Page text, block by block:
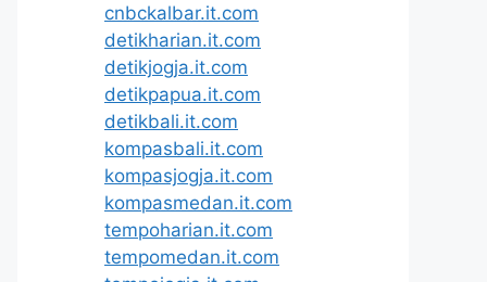
cnbckalbar.it.com
detikharian.it.com
detikjogja.it.com
detikpapua.it.com
detikbali.it.com
kompasbali.it.com
kompasjogja.it.com
kompasmedan.it.com
tempoharian.it.com
tempomedan.it.com